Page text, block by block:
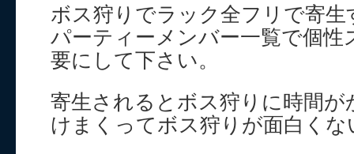
ボス狩りでラック全フリで寄
パーティーメンバー一覧で個性
要にして下さい。
寄生されるとボス狩りに時間が
けまくってボス狩りが面白くな